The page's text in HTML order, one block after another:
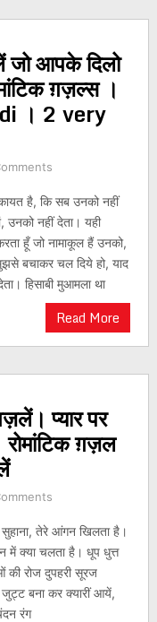
जो आपके दिलो
ग़ज़ल्स ।
। 2 very
है, कि सब उनको नहीं
उनको नहीं देता। यही
हूँ जो नामाकूल हैं उनको,
बचाकर चल दिये हो, याद
हिसाबी मुआमला था
Read More
प्यार पर
ग़ज़ल
तेरे आंगन खिलता है।
में क्या चलता है। धूप धुत्त
की रोज दुपहरी सूरज
जुट्ट बना कर क्यारीं आयें,
रंग